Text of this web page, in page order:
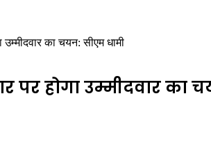
का चयन: सीएम धामी
पर होगा उम्मीदवार का